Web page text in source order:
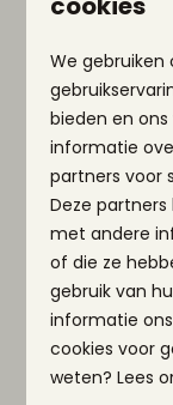
Het
Het
de mooiste
het
een bos in
We
bieden en
informatie
partners voor
Deze
met andere
of die ze
gebruik van
informatie
cookies voor
weten? Lees